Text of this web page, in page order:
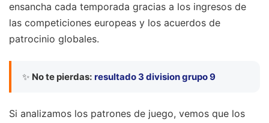
ensancha cada temporada gracias a los ingresos de
las competiciones europeas y los acuerdos de
patrocinio globales.
✨ No te pierdas: resultado 3 division grupo 9
Si analizamos los patrones de juego, vemos que los